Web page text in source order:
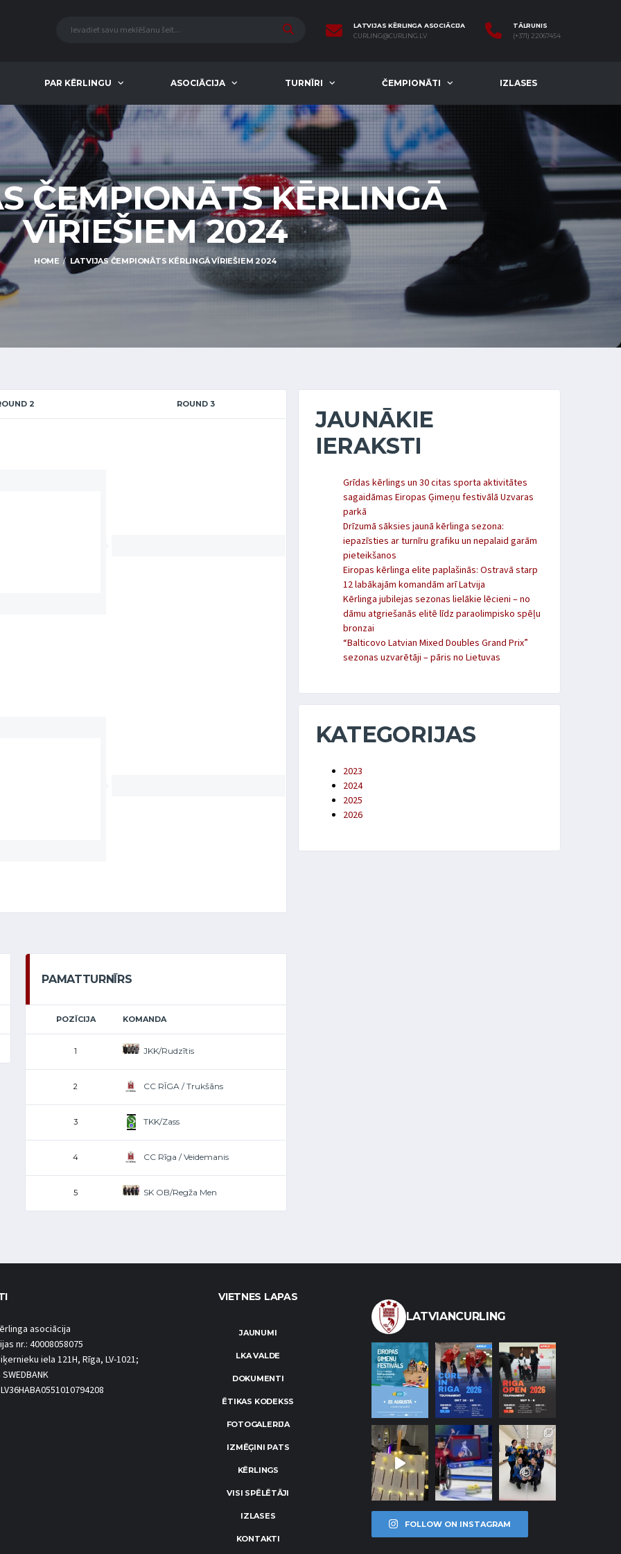
LATVIJAS KĒRLINGA ASOCIĀCIJA
CURLING@CURLING.LV
TĀLRUNIS
(+371) 22067454
PAR KĒRLINGU ASOCIĀCIJA TURNĪRI ČEMPIONĀTI IZLASES
ČEMPIONĀTS KĒRLINGĀ
VĪRIEŠIEM 2024
HOME LATVIJAS ČEMPIONĀTS KĒRLINGĀ VĪRIEŠIEM 2024
2 ROUND 3
PAMATTURNĪRS
POZĪCIJA KOMANDA
1 JKK/Rudzītis
2 CC RĪGA / Trukšāns
3 TKK/Zass
4 CC Rīga / Veidemanis
5 SK OB/Regža Men
JAUNĀKIE
IERAKSTI
Grīdas kērlings un 30 citas sporta aktivitātes
sagaidāmas Eiropas Ģimeņu festivālā Uzvaras
parkā
Drīzumā sāksies jaunā kērlinga sezona:
iepazīsties ar turnīru grafiku un nepalaid garām
pieteikšanos
Eiropas kērlinga elite paplašinās: Ostravā starp
12 labākajām komandām arī Latvija
Kērlinga jubilejas sezonas lielākie lēcieni – no
dāmu atgriešanās elitē līdz paraolimpisko spēļu
bronzai
“Balticovo Latvian Mixed Doubles Grand Prix”
sezonas uzvarētāji – pāris no Lietuvas
KATEGORIJAS
2023
2024
2025
2026
asociācija
nr.: 40008058075
iela 121H, Rīga, LV-1021;
VIETNES LAPAS
JAUNUMI
LKA VALDE
DOKUMENTI
ĒTIKAS KODEKSS
FOTOGALERIJA
IZMĒĢINI PATS
KĒRLINGS
VISI SPĒLĒTĀJI
IZLASES
KONTAKTI
LATVIANCURLING
FOLLOW ON INSTAGRAM